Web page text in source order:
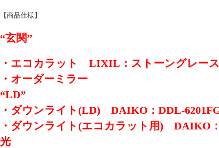
【商品仕様】
“玄関”
・エコカラット LIXIL：ストーングレー
・オーダーミラー
“LD”
・ダウンライト(LD) DAIKO：DDL-
・ダウンライト(エコカラット用) DAIKO
光